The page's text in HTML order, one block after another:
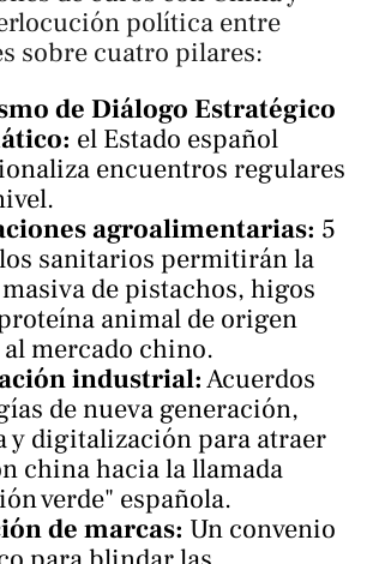
política entre
sobre cuatro pilares:
de Diálogo Estratégico
el Estado español
encuentros regulares
agroalimentarias: 5
sanitarios permitirán la
de pistachos, higos
animal de origen
mercado chino.
industrial:Acuerdos
de nueva generación,
y digitalización para atraer
china hacia la llamada
verde" española.
de marcas: Un convenio